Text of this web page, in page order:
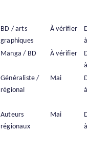
BD / arts
graphiques
À vérifier
Manga / BD À vérifier
Généraliste /
régional
Mai
Auteurs
régionaux
Mai